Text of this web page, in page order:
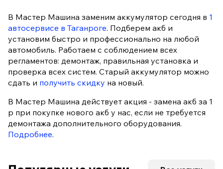
В Мастер Машина заменим аккумулятор сегодня в 1
автосервисе в Таганроге. Подберем акб и
установим быстро и профессионально на любой
автомобиль. Работаем с соблюдением всех
регламентов: демонтаж, правильная установка и
проверка всех систем. Старый аккумулятор можно
сдать и получить скидку на новый.
В Мастер Машина действует акция - замена акб за 1
р при покупке нового акб у нас, если не требуется
демонтажа дополнительного оборудования.
Подробнее.